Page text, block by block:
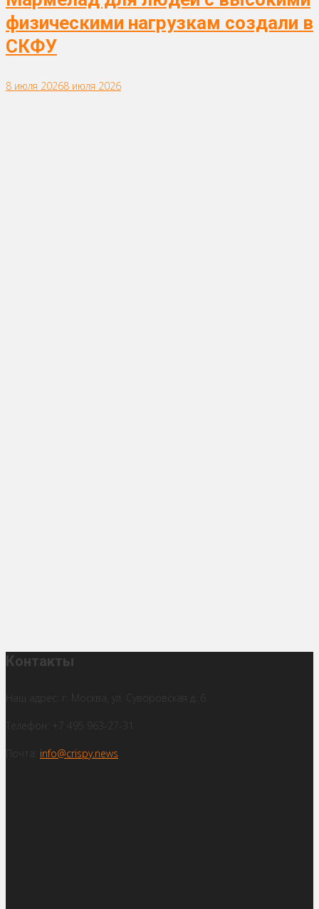
физическими нагрузкам создали в
СКФУ
8 июля 20268 июля 2026
Контакты
Наш адрес: г. Москва, ул. Суворовская д. 6
Телефон: +7 495 963-27-31
Почта: info@crispy.news